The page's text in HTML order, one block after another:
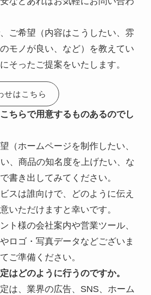
ご希望（内容はこうしたい、雰
モノが良い、など）を教えてい
そったご提案をいたします。
せはこちら
ちらで用意するものあるのでし
（ホームページを制作したい、
、商品の知名度を上げたい、な
書き出してみてください。
スは誰向けで、どのように伝え
いただけますと幸いです。
ト様の会社案内や営業ツール、
ロゴ・写真データなどございま
ご準備ください。
はどのように行うのですか。
は、業界の広告、SNS、ホーム